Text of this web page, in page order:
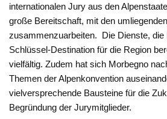
internationalen Jury aus den
große Bereitschaft, mit den
zusammenzuarbeiten. Die Dienste, die
Schlüssel-Destination für die Region
vielfältig. Zudem hat sich Morbegno
Themen der Alpenkonvention
vielversprechende Bausteine für die
Begründung der Jurymitglieder.